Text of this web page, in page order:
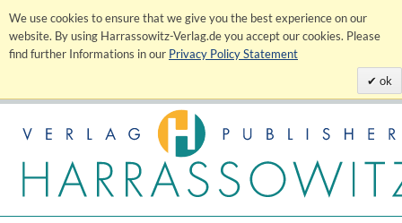
We use cookies to ensure that we give you the best experience on our
website. By using Harrassowitz-Verlag.de you accept our cookies. Please
find further Informations in our Privacy Policy Statement
ok